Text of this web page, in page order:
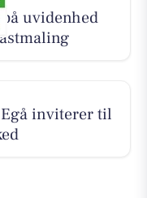
uvidenhed
inviterer til